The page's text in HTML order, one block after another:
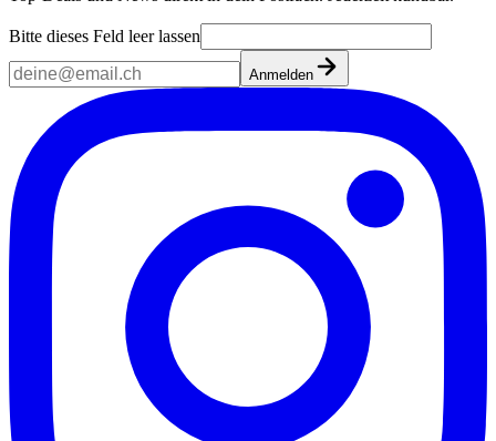
Bitte dieses Feld leer lassen
Anmelden